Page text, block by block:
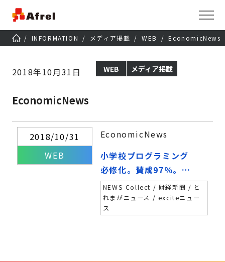
INFORMATION メディア掲載 WEB EconomicNews
2018年10月31日 WEB メディア掲載
EconomicNews
2018/10/31
WEB
EconomicNews
小学校プログラミング
必修化。賛成97％。
「親が教えられない」
不安も4割
NEWS Collect / 財経新聞 / と
れまがニュース / exciteニュー
ス